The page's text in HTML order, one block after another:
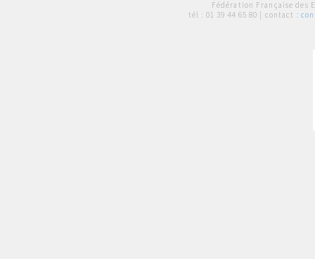
Fédération Française des
tél : 01 39 44 65 80 | contact :